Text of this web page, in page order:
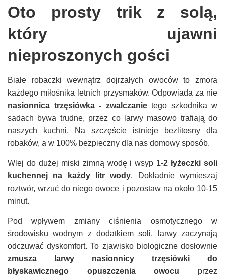
Oto prosty trik z solą,
który ujawni
nieproszonych gości
Białe robaczki wewnątrz dojrzałych owoców to zmora
każdego miłośnika letnich przysmaków. Odpowiada za nie
nasionnica trzęsiówka - zwalczanietego szkodnika w
sadach bywa trudne, przez co larwy masowo trafiają do
naszych kuchni. Na szczęście istnieje bezlitosny dla
robaków, a w 100% bezpieczny dla nas domowy sposób.
Wlej do dużej miski zimną wodę i wsyp 1-2 łyżeczki soli
kuchennej na każdy litr wody. Dokładnie wymieszaj
roztwór, wrzuć do niego owoce i pozostaw na około 10-15
minut.
Pod wpływem zmiany ciśnienia osmotycznego w
środowisku wodnym z dodatkiem soli, larwy zaczynają
odczuwać dyskomfort. To zjawisko biologiczne dosłownie
zmusza larwy nasionnicy trzęsiówki do
błyskawicznego opuszczenia owocu przez